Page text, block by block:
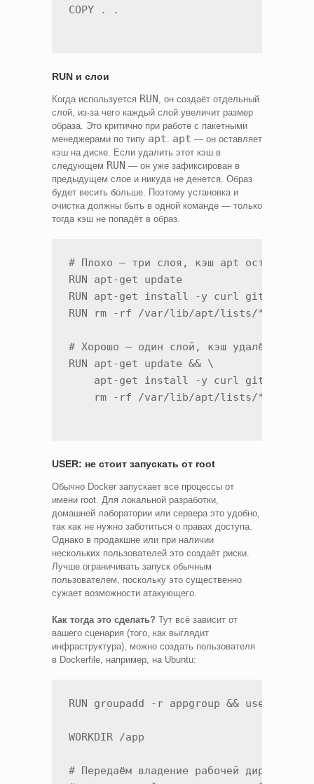
RUN и слои
Когда используется RUN , он создаёт отдельный
слой, из-за чего каждый слой увеличит размер
образа. Это критично при работе с пакетными
менеджерами по типу apt apt — он оставляет
кэш на диске. Если удалить этот кэш в
следующем RUN — он уже зафиксирован в
предыдущем слое и никуда не денется. Образ
будет весить больше. Поэтому установка и
очистка должны быть в одной команде — только
тогда кэш не попадёт в образ.
# Плохо — три слоя, кэш apt остаётся в
RUN apt-get update
RUN apt-get install -y curl git
RUN rm -rf /var/lib/apt/lists/*
# Хорошо — один слой, кэш удалён в той
RUN apt-get update && \
    apt-get install -y curl git && \
USER: не стоит запускать от root
Обычно Docker запускает все процессы от
имени root. Для локальной разработки,
домашней лаборатории или сервера это удобно,
так как не нужно заботиться о правах доступа.
Однако в продакшне или при наличии
нескольких пользователей это создаёт риски.
Лучше ограничивать запуск обычным
пользователем, поскольку это существенно
сужает возможности атакующего.
Как тогда это сделать? Тут всё зависит от
вашего сценария (того, как выглядит
инфраструктура), можно создать пользователя
в Dockerfile, например, на Ubuntu:
RUN groupadd -r appgroup && useradd -
WORKDIR /app
# Передаём владение рабочей